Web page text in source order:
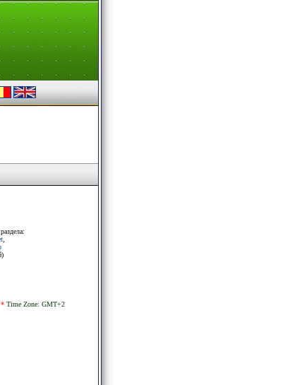
* Time Zone: GMT+2